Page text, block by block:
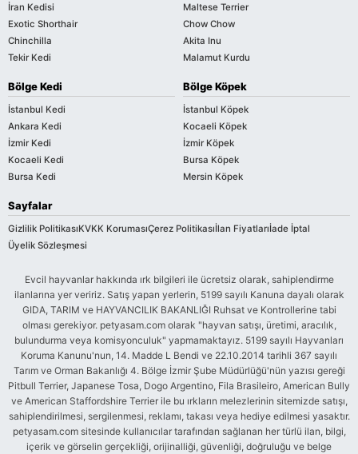
İran Kedisi
Exotic Shorthair
Chinchilla
Tekir Kedi
Maltese Terrier
Chow Chow
Akita Inu
Malamut Kurdu
Bölge Kedi
İstanbul Kedi
Ankara Kedi
İzmir Kedi
Kocaeli Kedi
Bursa Kedi
Bölge Köpek
İstanbul Köpek
Kocaeli Köpek
İzmir Köpek
Bursa Köpek
Mersin Köpek
Sayfalar
Gizlilik PolitikasıKVKK KorumasıÇerez Politikasıİlan Fiyatlarıİade İptal
Üyelik Sözleşmesi
Evcil hayvanlar hakkında ırk bilgileri ile ücretsiz olarak, sahiplendirme
ilanlarına yer veririz. Satış yapan yerlerin, 5199 sayılı Kanuna dayalı olarak
GIDA, TARIM ve HAYVANCILIK BAKANLIĞI Ruhsat ve Kontrollerine tabi
olması gerekiyor. petyasam.com olarak "hayvan satışı, üretimi, aracılık,
bulundurma veya komisyonculuk" yapmamaktayız. 5199 sayılı Hayvanları
Koruma Kanunu'nun, 14. Madde L Bendi ve 22.10.2014 tarihli 367 sayılı
Tarım ve Orman Bakanlığı 4. Bölge İzmir Şube Müdürlüğü'nün yazısı gereği
Pitbull Terrier, Japanese Tosa, Dogo Argentino, Fila Brasileiro, American Bully
ve American Staffordshire Terrier ile bu ırkların melezlerinin sitemizde satışı,
sahiplendirilmesi, sergilenmesi, reklamı, takası veya hediye edilmesi yasaktır.
petyasam.com sitesinde kullanıcılar tarafından sağlanan her türlü ilan, bilgi,
içerik ve görselin gerçekliği, orijinalliği, güvenliği, doğruluğu ve belge